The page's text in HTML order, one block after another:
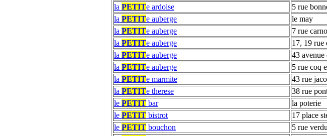
la PETITe ardoise 5 rue
la PETITe auberge le may
la PETITe auberge 7 rue
la PETITe auberge 17, 19 rue
la PETITe auberge 43 avenue
la PETITe auberge 5 rue coq
la PETITe marmite 43 rue
la PETITe therese 38 rue
le PETIT bar la poterie
le PETIT bistrot 17 place
le PETIT bouchon 5 rue